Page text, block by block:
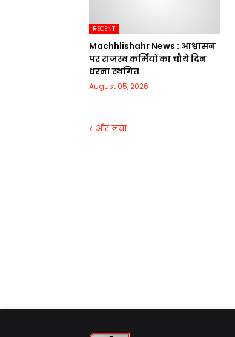
RECENT
Machhlishahr News : आश्वासन
पर राजस्व कर्मियों का चौथे दिन
धरना स्थगित
August 05, 2026
और नया